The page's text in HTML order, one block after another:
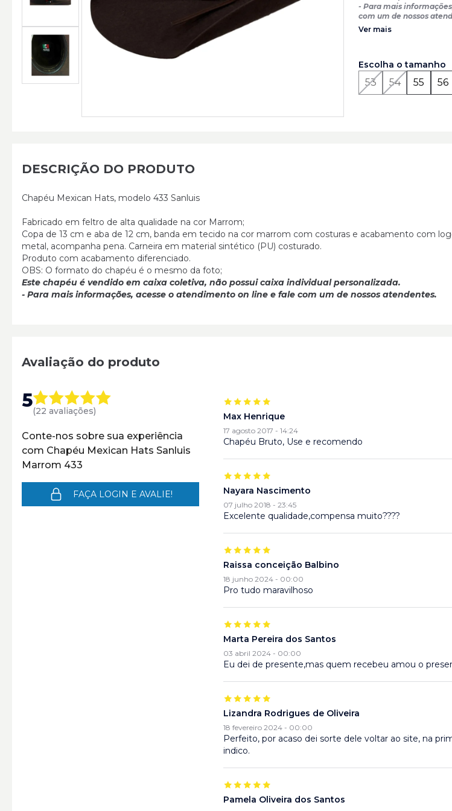
- Para mais
com um de nossos
Ver mais
Escolha o tamanho
53 54 55 56
DESCRIÇÃO DO PRODUTO
Chapéu Mexican Hats, modelo 433 Sanluis
Fabricado em feltro de alta qualidade na cor Marrom;
Copa de 13 cm e aba de 12 cm, banda em tecido na cor marrom com costuras e acabamento com
metal, acompanha pena. Carneira em material sintético (PU) costurado.
Produto com acabamento diferenciado.
OBS: O formato do chapéu é o mesmo da foto;
Este chapéu é vendido em caixa coletiva, não possui caixa individual personalizada.
- Para mais informações, acesse o atendimento on line e fale com um de nossos atendentes.
Avaliação do produto
5(22 avaliações)
Conte-nos sobre sua experiência
com Chapéu Mexican Hats Sanluis
Marrom 433
FAÇA LOGIN E AVALIE!
Max Henrique
17 agosto 2017 - 14:24
Chapéu Bruto, Use e recomendo
Nayara Nascimento
07 julho 2018 - 23:45
Excelente qualidade,compensa muito????
Raissa conceição Balbino
18 junho 2024 - 00:00
Pro tudo maravilhoso
Marta Pereira dos Santos
03 abril 2024 - 00:00
Eu dei de presente,mas quem recebeu amou o
Lizandra Rodrigues de Oliveira
18 fevereiro 2024 - 00:00
Perfeito, por acaso dei sorte dele voltar ao site, na
indico.
Pamela Oliveira dos Santos